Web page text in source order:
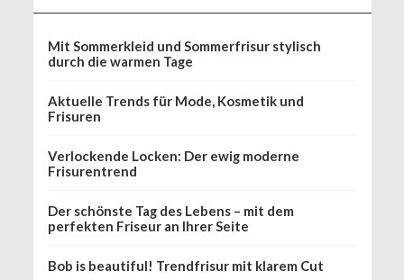
Mit Sommerkleid und Sommerfrisur stylisch
durch die warmen Tage
Aktuelle Trends für Mode, Kosmetik und
Frisuren
Verlockende Locken: Der ewig moderne
Frisurentrend
Der schönste Tag des Lebens – mit dem
perfekten Friseur an Ihrer Seite
Bob is beautiful! Trendfrisur mit klarem Cut